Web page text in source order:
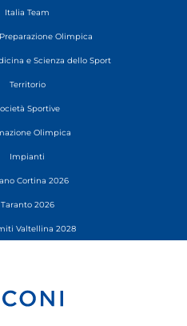
Italia Team
Olimpica
e Scienza dello Sport
Territorio
Sportive
Olimpica
Impianti
Cortina 2026
Taranto 2026
Valtellina 2028